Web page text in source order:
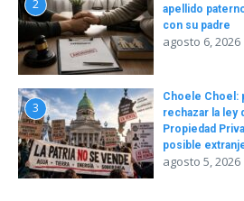
2
apellido
con su padre
agosto 6, 2026
3
Choele Choel:
rechazar la ley
Propiedad
posible
agosto 5, 2026